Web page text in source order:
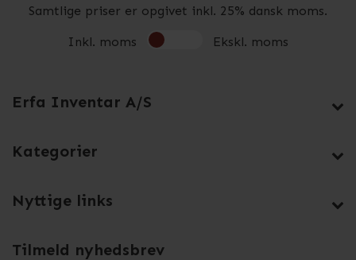
Samtlige priser er opgivet inkl. 25% dansk moms.
Inkl. moms Ekskl. moms
Erfa Inventar A/S
Kategorier
Nyttige links
Tilmeld nyhedsbrev